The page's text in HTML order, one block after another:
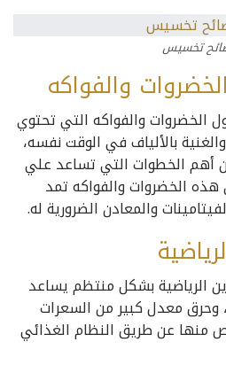
تخسيس
والفواكه
الخضروات والفواكه التي تحتوي
بالألياف في الوقت نفسه،
أهم الخطوات التي تساعد علي
هذه الخضروات والفواكه تمد
والمعادن الضرورية له.
الرياضية بشكل منتظم يساعد
وحرق معدل كبير من السعرات
منها عن طريق النظام الغذائي